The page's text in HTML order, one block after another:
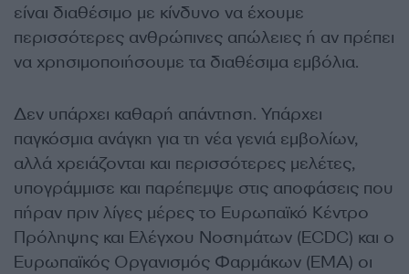
είναι διαθέσιμο με κίνδυνο να έχουμε
περισσότερες ανθρώπινες απώλειες ή αν πρέπει
να χρησιμοποιήσουμε τα διαθέσιμα εμβόλια.
Δεν υπάρχει καθαρή απάντηση. Υπάρχει
παγκόσμια ανάγκη για τη νέα γενιά εμβολίων,
αλλά χρειάζονται και περισσότερες μελέτες,
υπογράμμισε και παρέπεμψε στις αποφάσεις που
πήραν πριν λίγες μέρες το Ευρωπαϊκό Κέντρο
Πρόληψης και Ελέγχου Νοσημάτων (ECDC) και ο
Ευρωπαϊκός Οργανισμός Φαρμάκων (EMA) οι